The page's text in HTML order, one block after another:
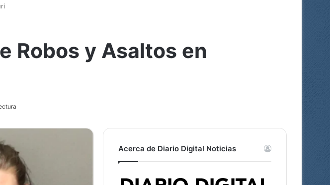
Robos y Asaltos en
Acerca de Diario Digital Noticias